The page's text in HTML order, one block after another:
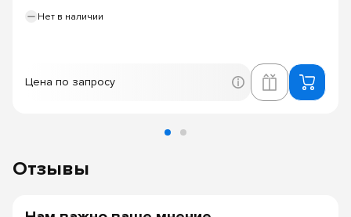
Нет в наличии
Цена по запросу
Отзывы